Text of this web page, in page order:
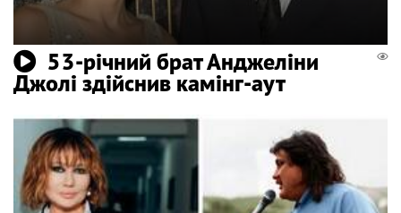
53-річний брат Анджеліни
Джолі здійснив камінг-аут